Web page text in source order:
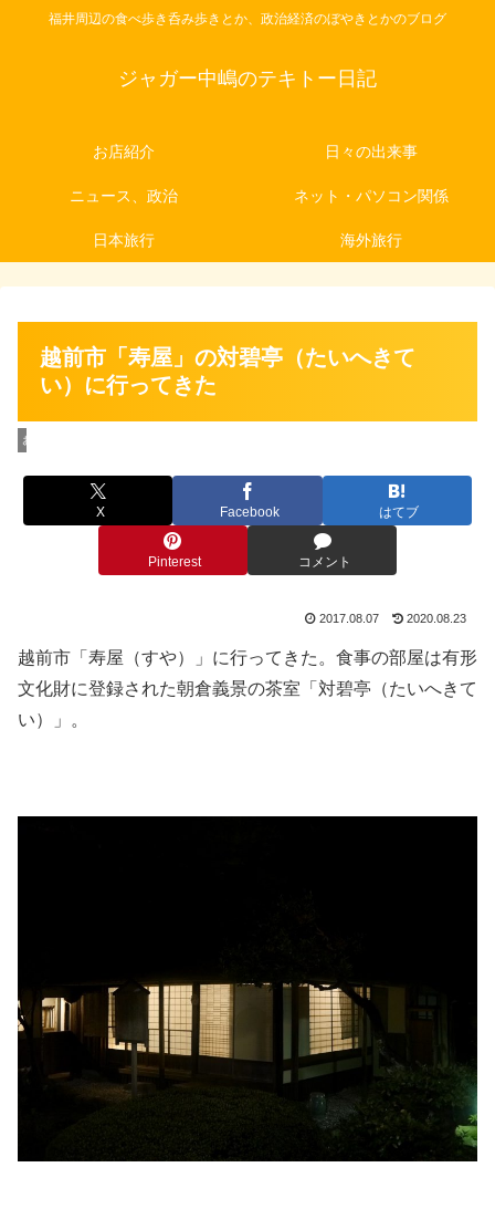
福井周辺の食べ歩き呑み歩きとか、政治経済のぼやきとかのブログ
ジャガー中嶋のテキトー日記
お店紹介 日々の出来事
ニュース、政治 ネット・パソコン関係
日本旅行 海外旅行
越前市「寿屋」の対碧亭（たいへきて
い）に行ってきた
お店紹介
X Facebook はてブ
Pinterest コメント
2017.08.07 2020.08.23
越前市「寿屋（すや）」に行ってきた。食事の部屋は有形
文化財に登録された朝倉義景の茶室「対碧亭（たいへきて
い）」。